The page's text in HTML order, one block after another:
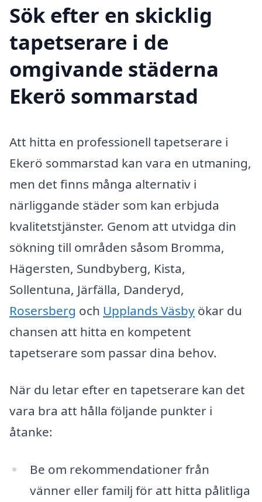
Sök efter en skicklig
tapetserare i de
omgivande städerna
Ekerö sommarstad
Att hitta en professionell tapetserare i
Ekerö sommarstad kan vara en utmaning,
men det finns många alternativ i
närliggande städer som kan erbjuda
kvalitetstjänster. Genom att utvidga din
sökning till områden såsom Bromma,
Hägersten, Sundbyberg, Kista,
Sollentuna, Järfälla, Danderyd,
Rosersberg och Upplands Väsby ökar du
chansen att hitta en kompetent
tapetserare som passar dina behov.
När du letar efter en tapetserare kan det
vara bra att hålla följande punkter i
åtanke:
Be om rekommendationer från
vänner eller familj för att hitta pålitliga